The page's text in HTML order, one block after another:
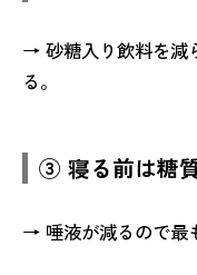
→ 砂糖入り飲料を減
る。
③ 寝る前は糖
→ 唾液が減るので最